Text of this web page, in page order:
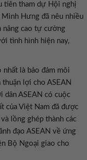
tiên tham dự Hội nghị
Minh Hưng đã nêu nhiều
nâng cao tự cường
tình hình hiện nay,
nhất là bảo đảm môi
lợi cho ASEAN
dân ASEAN có cuộc
của Việt Nam đã được
lồng ghép thành các
đạo ASEAN về ứng
Bộ Ngoại giao cho